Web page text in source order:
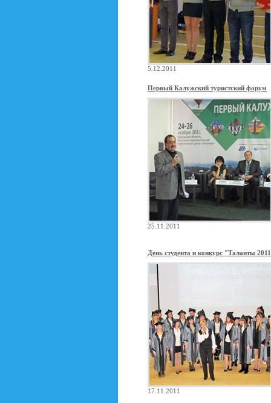
5.12.2011
Первый Калужский туристский форум
25.11.2011
День студента и конкурс "Таланты
17.11.2011